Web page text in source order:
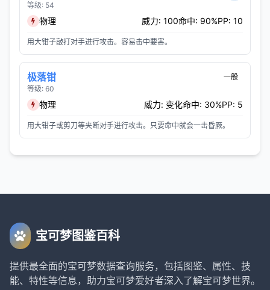
等级: 54
物理 威力: 100命中: 90%PP: 10
用大钳子敲打对手进行攻击。容易击中要害。
极落钳
等级: 60
一般
物理 威力: 变化命中: 30%PP: 5
用大钳子或剪刀等夹断对手进行攻击。只要命中就会一击昏厥。
宝可梦图鉴百科
提供最全面的宝可梦数据查询服务，包括图鉴、属性、技
能、特性等信息，助力宝可梦爱好者深入了解宝可梦世界。